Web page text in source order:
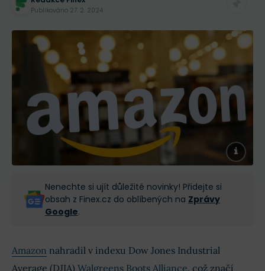
Publikováno 27. 2. 2024
Nenechte si ujít důležité novinky! Přidejte si
obsah z Finex.cz do oblíbených na Zprávy
Google.
Amazon nahradil v indexu Dow Jones Industrial
Average (DJIA) Walgreens Boots Alliance, což značí